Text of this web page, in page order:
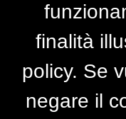
finalità
policy. Se
negare il